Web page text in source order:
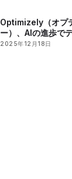
Optimizely（オプ
ー）、AIの進歩で
リエンスを変革し
2025年12月18日